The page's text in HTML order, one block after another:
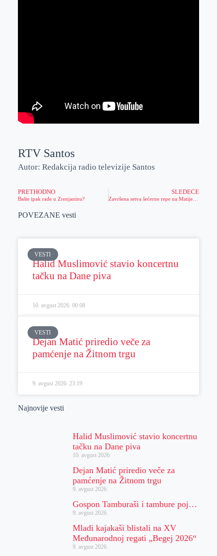
RTV Santos
Autor: Redakcija radio televizije Santos
PRETHODNO
Bašte ipak rade u Zrenjaninu?
SLEDEĆE
POVEZANE vesti
VESTI
Halid Muslimović stavio koncertnu
tačku na Dane piva
10. avgust 2026. 00:08
VESTI
Dejan Matić priredio veče za
pamćenje na Žitnom trgu
9. avgust 2026. 23:19
Najnovije vesti
Halid Muslimović stavio koncertnu
tačku na Dane piva
10. avgust 2026.
Dejan Matić priredio veče za
pamćenje na Žitnom trgu
9. avgust 2026.
Gospon Tamburaši i tambure poj…
9. avgust 2026.
Mladi kajakaši blistali na XV
Međunarodnoj regati „Begej 2026“
9. avgust 2026.